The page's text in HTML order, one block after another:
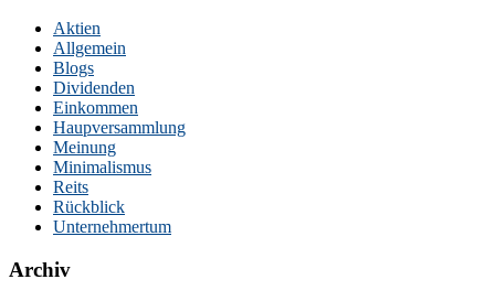
Aktien
Allgemein
Blogs
Dividenden
Einkommen
Haupversammlung
Meinung
Minimalismus
Reits
Rückblick
Unternehmertum
Archiv